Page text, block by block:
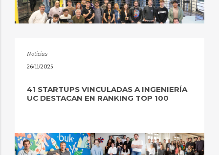
Noticias
26/11/2025
41 STARTUPS VINCULADAS A INGENIERÍA
UC DESTACAN EN RANKING TOP 100